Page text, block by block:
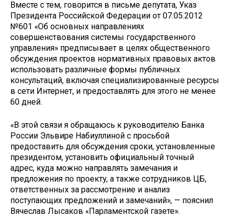
Вместе с тем, говорится в письме депутата, Указ
Президента Российской Федерации от 07.05.2012
№601 «Об основных направлениях
совершенствования системы государственного
управления» предписывает в целях общественного
обсуждения проектов нормативных правовых актов
использовать различные формы публичных
консультаций, включая специализированные ресурсы
в сети Интернет, и предоставлять для этого не менее
60 дней.
«В этой связи я обращаюсь к руководителю Банка
России Эльвире Набиуллиной с просьбой
предоставить для обсуждения сроки, установленные
президентом, установить официальный точный
адрес, куда можно направлять замечания и
предложения по проекту, а также сотрудников ЦБ,
ответственных за рассмотрение и анализ
поступающих предложений и замечаний», — пояснил
Вячеслав Лысаков «Парламентской газете».